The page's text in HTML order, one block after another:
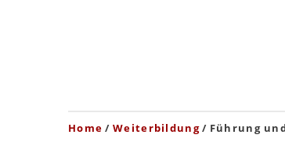
Home Weiterbildung Führung